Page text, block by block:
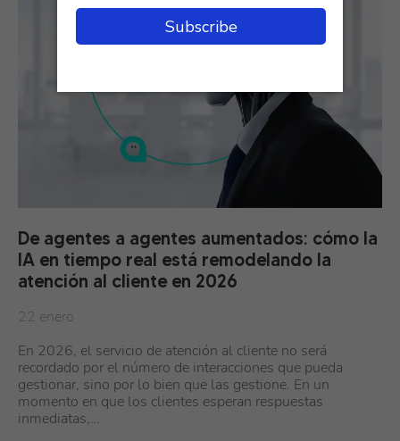
De agentes a agentes aumentados: cómo la
IA en tiempo real está remodelando la
atención al cliente en 2026
22 enero
En 2026, el servicio de atención al cliente no será
recordado por el número de interacciones que pueda
gestionar, sino por lo bien que las gestione. En un
momento en que los clientes esperan respuestas
inmediatas,…